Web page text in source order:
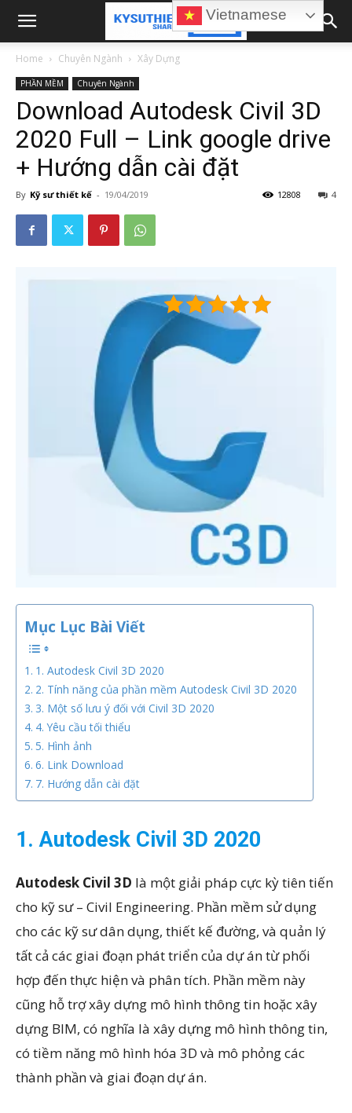
Home Chuyên Ngành Xây Dựng
PHẦN MỀM Chuyên Ngành
Download Autodesk Civil 3D
2020 Full – Link google drive
+ Hướng dẫn cài đặt
By Kỹ sư thiết kế - 19/04/2019 4
12808
Mục Lục Bài Viết
1. Autodesk Civil 3D 2020
2. Tính năng của phần mềm Autodesk Civil 3D 2020
3. Một số lưu ý đối với Civil 3D 2020
4. Yêu cầu tối thiểu
5. Hình ảnh
6. Link Download
7. Hướng dẫn cài đặt
1. Autodesk Civil 3D 2020
Autodesk Civil 3D là một giải pháp cực kỳ tiên tiến
cho kỹ sư – Civil Engineering. Phần mềm sử dụng
cho các kỹ sư dân dụng, thiết kế đường, và quản lý
tất cả các giai đoạn phát triển của dự án từ phối
hợp đến thực hiện và phân tích. Phần mềm này
cũng hỗ trợ xây dựng mô hình thông tin hoặc xây
dựng BIM, có nghĩa là xây dựng mô hình thông tin,
có tiềm năng mô hình hóa 3D và mô phỏng các
thành phần và giai đoạn dự án.
Vietnamese